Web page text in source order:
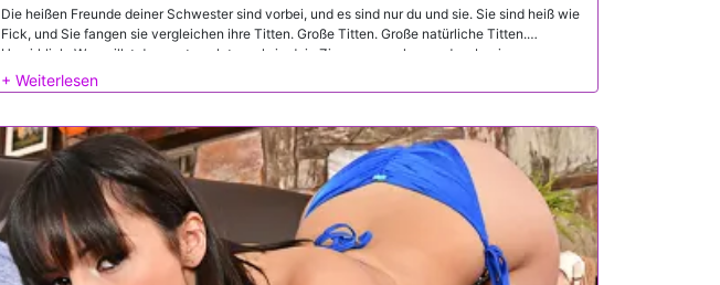
Die heißen Freunde deiner Schwester sind vorbei, und es sind nur du und sie. Sie sind heiß wie
Fick, und Sie fangen sie vergleichen ihre Titten. Große Titten. Große natürliche Titten.
Unwirklich. Was willst du sonst noch tun, als in dein Zimmer zu gehen und zu beginnen, es zu
ruckeln, in der Hoffnung, dass sie dich in der Tat erwischen und entscheiden, dass sie in der
Aktion wollen? Bingo! Tyler knackt den Jackpot, wenn sein Dreier-Schema perfekt
ficken. Er handelt den fummelnden, polternden und unschuldigen stummen Bruder, und sie
werden die beiden frechen Freunde seiner Schwester, die ihn ausnutzen wollen.
Berechnungen FTW!